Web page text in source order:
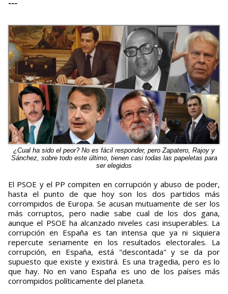
---
¿Cual ha sido el peor? No es fácil responder, pero Zapatero, Rajoy y
Sánchez, sobre todo este último, tienen casi todas las papeletas para
ser elegidos
El PSOE y el PP compiten en corrupción y abuso de poder,
hasta el punto de que hoy son los dos partidos más
corrompidos de Europa. Se acusan mutuamente de ser los
más corruptos, pero nadie sabe cual de los dos gana,
aunque el PSOE ha alcanzado niveles casi insuperables. La
corrupción en España es tan intensa que ya ni siquiera
repercute seriamente en los resultados electorales. La
corrupción, en España, está "descontada" y se da por
supuesto que existe y existirá. Es una tragedia, pero es lo
que hay. No en vano España es uno de los países más
corrompidos políticamente del planeta.